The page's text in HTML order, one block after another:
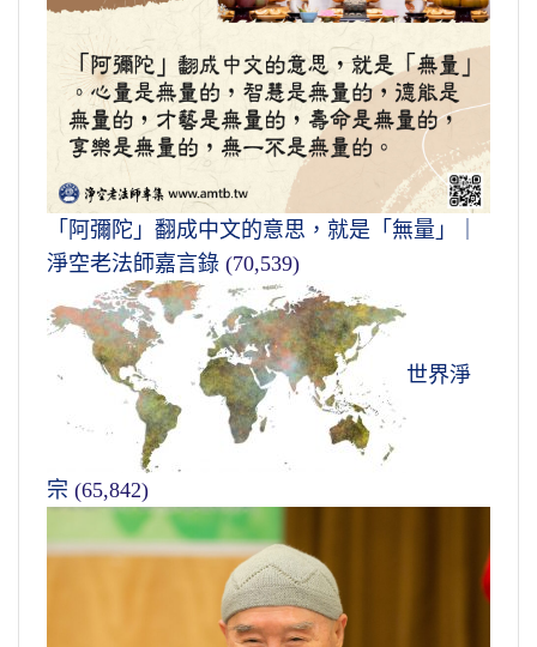
「阿彌陀」翻成中文的意思，就是「無量」｜
淨空老法師嘉言錄 (70,539)
世界淨
宗 (65,842)